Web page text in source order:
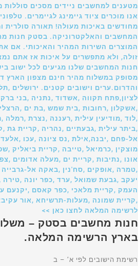
מטענים למחשבים ניידים מסכים סוללות
אנו מוכרים ציוד גיימינג לגיימרים.
מחודשים באיכות מעולה! תאורה סולרית
המחשבים והאלקטרוניקה. בסטק חנות
המוצרים השירות המהיר והאיכותי. אם
זולה, ולא מתפשרים על איכות אז אתם
חנות המחשבים שלנו מגיעים לכל ישוב
מסופק במשלוח מהיר חינם מצפון הארץ
והדרום.ערים וישובים קטנים. ירושלים
לציון,פתח תקווה ,אשדוד ,נתניה ,בני
,אשקלון ,רחובות ,בית שמש ,בת ים
,לוד ,מודיעין עילית ,רעננה ,נצרת
,ביתר עילית ,גבעתיים ,נהריה ,קריית גת
אל-פחם ,יבנה,אילת ,נס ציונה ,עכו
מוצקין ,כרמיאל ,טייבה ,קריית ביאליק
אונו ,נתיבות ,קריית ים ,מעלה אדומים
,טמרה ,אופקים ,סח'נין ,באקה אל-גרבייה
יעקב ,גבעת שמואל ,ערד ,כפר יונה
העמק ,קריית מלאכי ,כפר קאסם ,יקנעם
,קריית שמונה ,מעלות-תרשיחא ,אור
לרשימה המלאה לחצו כאן >>
חנות מחשבים בסטק –
בארץ הרשימה המלאה.
רשימת הישובים לפי א’ – ב